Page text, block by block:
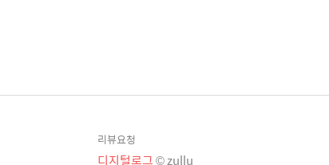
리뷰요청
디지털로그© zullu